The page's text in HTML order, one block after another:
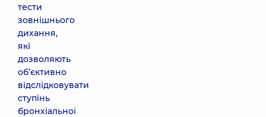
тести
зовнішнього
дихання,
які
дозволяють
об’єктивно
відслідковувати
ступінь
бронхіальної